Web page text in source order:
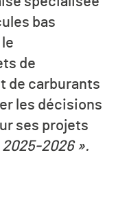
bas
de
de carburants
les décisions
ses projets
2025-2026 ».